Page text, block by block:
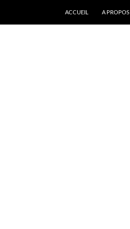
ACCUEIL A PROPOS